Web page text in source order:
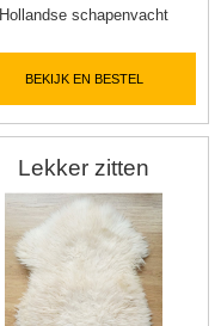
Hollandse schapenvacht
BEKIJK EN BESTEL
Lekker zitten